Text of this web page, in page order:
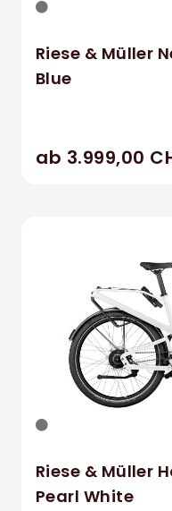
Riese & Müller
Blue
ab 3.999,00
Riese & Müller
Pearl White